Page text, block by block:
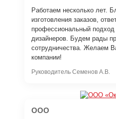
Работаем несколько лет.
изготовления заказов,
профессиональный
дизайнеров. Будем рады
сотрудничества. Желаем
компании!
Руководитель Семенов А.В.
ООО